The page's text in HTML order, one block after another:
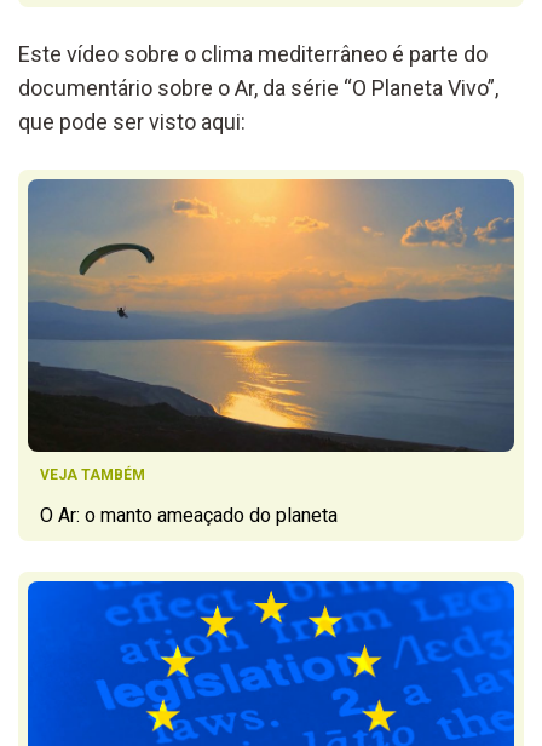
Este vídeo sobre o clima mediterrâneo é parte do
documentário sobre o Ar, da série “O Planeta Vivo”,
que pode ser visto aqui:
VEJA TAMBÉM
O Ar: o manto ameaçado do planeta